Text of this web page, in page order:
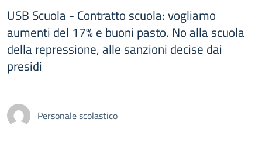
USB Scuola - Contratto scuola: vogliamo
aumenti del 17% e buoni pasto. No alla scuola
della repressione, alle sanzioni decise dai
presidi
Personale scolastico